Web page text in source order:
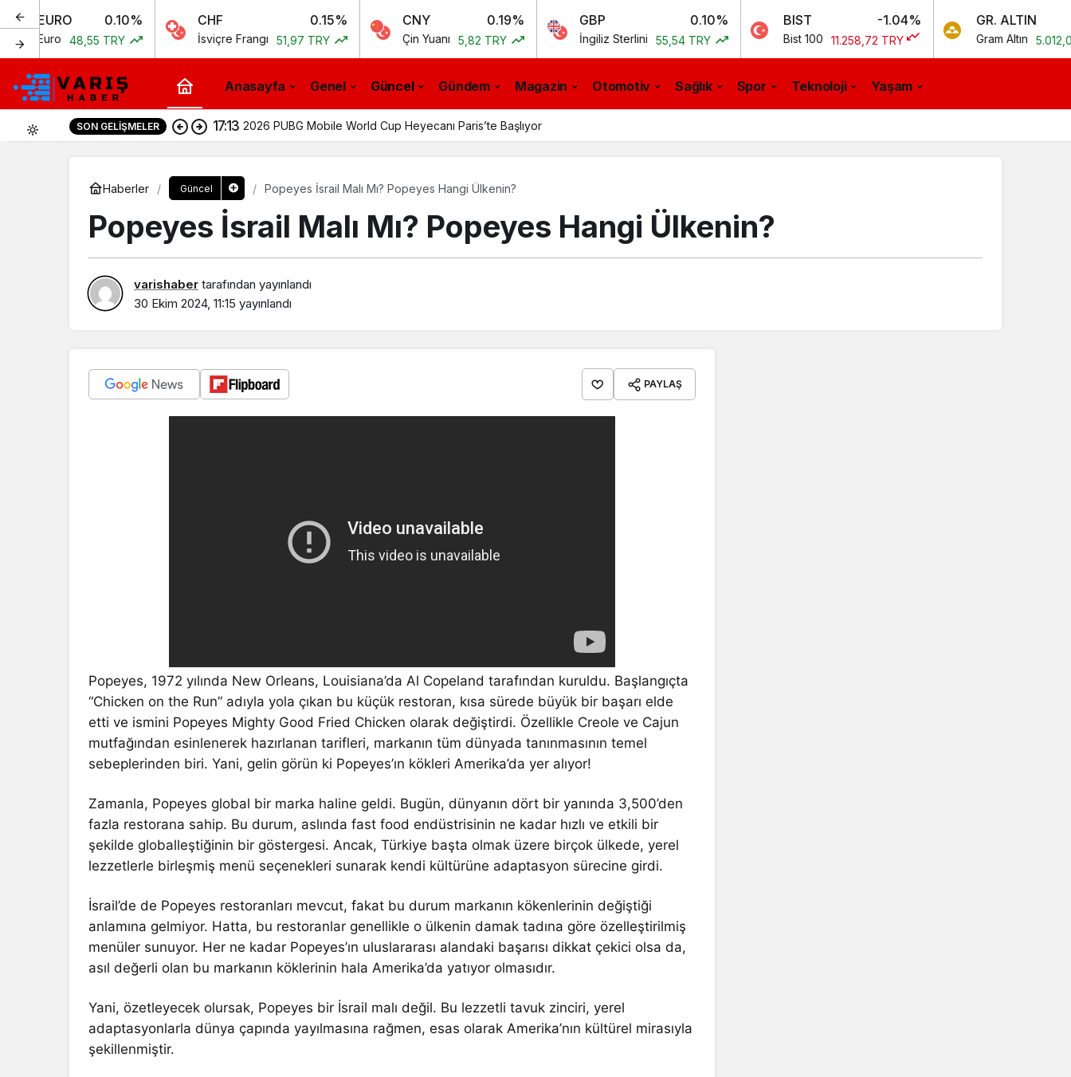
0.10%
48,55 TRY
CHF
İsviçre Frangı 51,97 TRY
CNY
Çin Yuanı 5,82 TRY
GBP
İngiliz Sterlini 55,54 TRY
BIST
Bist 100 11.258,72 TRY
GR. ALTIN
Gram Altın 5.012,06 TRY
Anasayfa Genel Güncel Gündem Magazin Otomotiv Sağlık Spor Teknoloji Yaşam
0
SON GELIŞMELER 17:04 DEÜ Hastanesinde Büyük Dönüşüm
Haberler Güncel Popeyes İsrail Malı Mı? Popeyes Hangi Ülkenin?
Popeyes İsrail Malı Mı? Popeyes Hangi Ülkenin?
varishaber tarafından yayınlandı
30 Ekim 2024, 11:15 yayınlandı
PAYLAŞ
Popeyes, 1972 yılında New Orleans, Louisiana’da Al Copeland tarafından kuruldu. Başlangıçta
“Chicken on the Run” adıyla yola çıkan bu küçük restoran, kısa sürede büyük bir başarı elde
etti ve ismini Popeyes Mighty Good Fried Chicken olarak değiştirdi. Özellikle Creole ve Cajun
mutfağından esinlenerek hazırlanan tarifleri, markanın tüm dünyada tanınmasının temel
sebeplerinden biri. Yani, gelin görün ki Popeyes’ın kökleri Amerika’da yer alıyor!
Zamanla, Popeyes global bir marka haline geldi. Bugün, dünyanın dört bir yanında 3,500’den
fazla restorana sahip. Bu durum, aslında fast food endüstrisinin ne kadar hızlı ve etkili bir
şekilde globalleştiğinin bir göstergesi. Ancak, Türkiye başta olmak üzere birçok ülkede, yerel
lezzetlerle birleşmiş menü seçenekleri sunarak kendi kültürüne adaptasyon sürecine girdi.
İsrail’de de Popeyes restoranları mevcut, fakat bu durum markanın kökenlerinin değiştiği
anlamına gelmiyor. Hatta, bu restoranlar genellikle o ülkenin damak tadına göre özelleştirilmiş
menüler sunuyor. Her ne kadar Popeyes’ın uluslararası alandaki başarısı dikkat çekici olsa da,
asıl değerli olan bu markanın köklerinin hala Amerika’da yatıyor olmasıdır.
Yani, özetleyecek olursak, Popeyes bir İsrail malı değil. Bu lezzetli tavuk zinciri, yerel
adaptasyonlarla dünya çapında yayılmasına rağmen, esas olarak Amerika’nın kültürel mirasıyla
şekillenmiştir.